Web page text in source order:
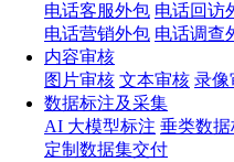
电话客服外包 电话回访
电话营销外包 电话调查
内容审核
图片审核 文本审核 录像
数据标注及采集
AI 大模型标注 垂类数据
定制数据集交付